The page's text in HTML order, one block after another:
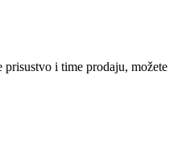
i time prodaju, možete